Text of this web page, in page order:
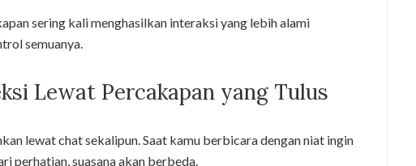
sering kali menghasilkan interaksi yang lebih alami
semuanya.
Lewat Percakapan yang Tulus
lewat chat sekalipun. Saat kamu berbicara dengan niat ingin
perhatian, suasana akan berbeda.